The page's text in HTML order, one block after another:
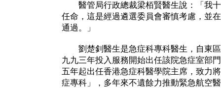
醫管局行政總裁梁栢賢醫生說：「我十
任命，這是經過遴選委員會審慎考慮，並
通過。」
劉楚釗醫生是急症科專科醫生，自東區
九九三年投入服務開始出任該院急症室部
五年起出任香港急症科醫學院主席，致力
症專科」，多年來不遺餘力推動緊急航空